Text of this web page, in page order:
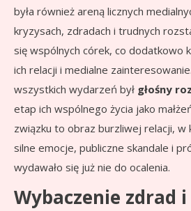
była również areną licznych
kryzysach, zdradach i trudnych
się wspólnych córek, co dodatkowo
ich relacji i medialne
wszystkich wydarzeń był głośny
etap ich wspólnego życia jako
związku to obraz burzliwej relacji, w
silne emocje, publiczne skandale i
wydawało się już nie do ocalenia.
Wybaczenie zdrad